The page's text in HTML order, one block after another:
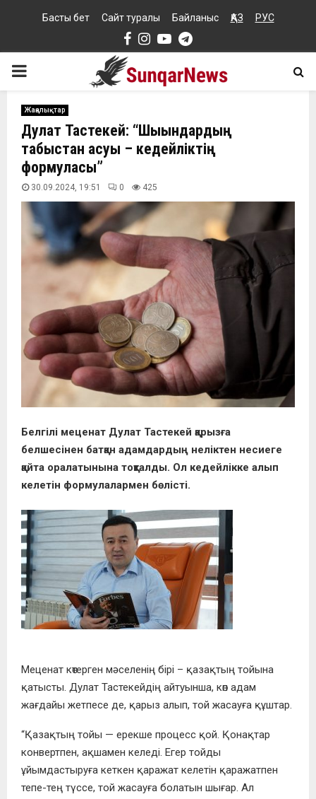
Басты бет Сайт туралы Байланыс ҚАЗ РУС
Facebook
Instagram
YoutubeTelegram
PRIMARY
MENU
Жаңалықтар
Дулат Тастекей: “Шығындардың
табыстан асуы – кедейліктің
формуласы”
30.09.2024, 19:51 0 425
Белгілі меценат Дулат Тастекей қарызға
белшесінен батқан адамдардың неліктен несиеге
қайта оралатынына тоқталды. Ол кедейлікке алып
келетін формулалармен бөлісті.
Меценат көтерген мәселенің бірі – қазақтың тойына
қатысты. Дулат Тастекейдің айтуынша, көп адам
жағдайы жетпесе де, қарыз алып, той жасауға құштар.
“Қазақтың тойы — ерекше процесс қой. Қонақтар
конвертпен, ақшамен келеді. Егер тойды
ұйымдастыруға кеткен қаражат келетін қаражатпен
тепе-тең түссе, той жасауға болатын шығар. Ал